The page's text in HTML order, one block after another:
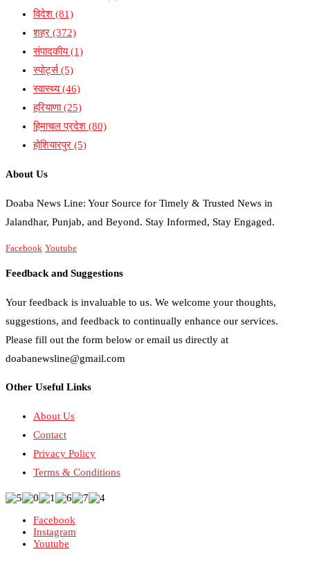
विदेश (81)
शहर (372)
संपादकीय(1)
स्पोर्ट्स(5)
स्वास्थ्य(46)
हरियाणा(25)
हिमाचल प्रदेश (80)
होशियारपुर (5)
About Us
Doaba News Line: Your Source for Timely & Trusted News in
Jalandhar, Punjab, and Beyond. Stay Informed, Stay Engaged.
Facebook Youtube
Feedback and Suggestions
Your feedback is invaluable to us. We welcome your thoughts,
suggestions, and feedback to continually enhance our services.
Please fill out the form below or email us directly at
doabanewsline@gmail.com
Other Useful Links
About Us
Contact
Privacy Policy
Terms & Conditions
Facebook
Instagram
Youtube